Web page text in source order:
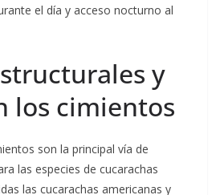
el día y acceso nocturno al
y
los cimientos
son la principal vía de
las especies de cucarachas
las cucarachas americanas y